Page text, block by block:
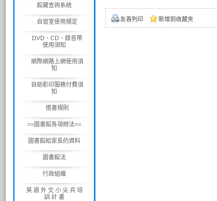
館藏查詢系統
自習室使用規定
DVD、CD、錄音帶
使用須知
網際網路上網使用須
知
自助影印服務付費須
知
借書規則
==圖書館各項辦法==
圖書館給家長的資料
圖書館法
行政組織
英 語 外 交 小 尖 兵 培
訓 計 畫
友善列印 新增到收藏夾